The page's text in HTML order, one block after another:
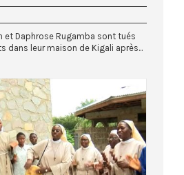
et Daphrose Rugamba sont tués
dans leur maison de Kigali après...